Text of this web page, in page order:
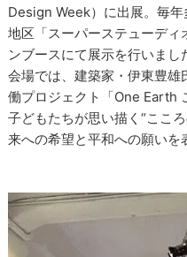
Design Week）に出展。毎
地区「スーパーステューディ
ンブースにて展示を行いまし
会場では、建築家・伊東豊
働プロジェクト「One Earth
子どもたちが思い描く“ここ
来への希望と平和への願いを